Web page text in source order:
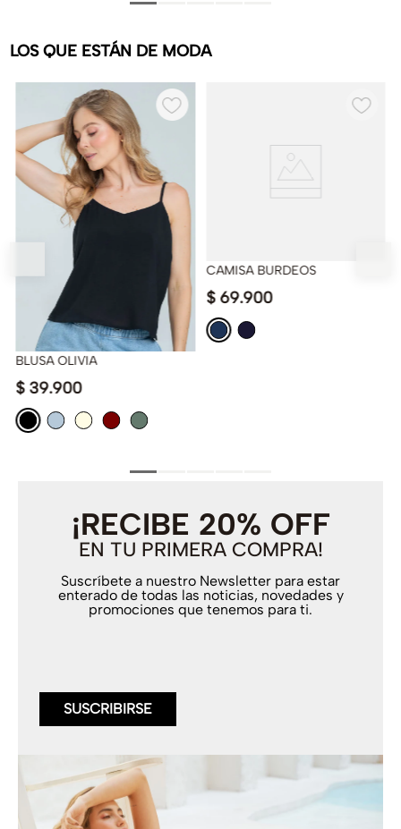
LOS QUE ESTÁN DE MODA
BLUSA OLIVIA
$ 39.900
CAMISA BURDEOS
$ 69.900
¡RECIBE 20% OFF
EN TU PRIMERA COMPRA!
Suscríbete a nuestro Newsletter para estar
enterado de todas las noticias, novedades y
promociones que tenemos para ti.
SUSCRIBIRSE